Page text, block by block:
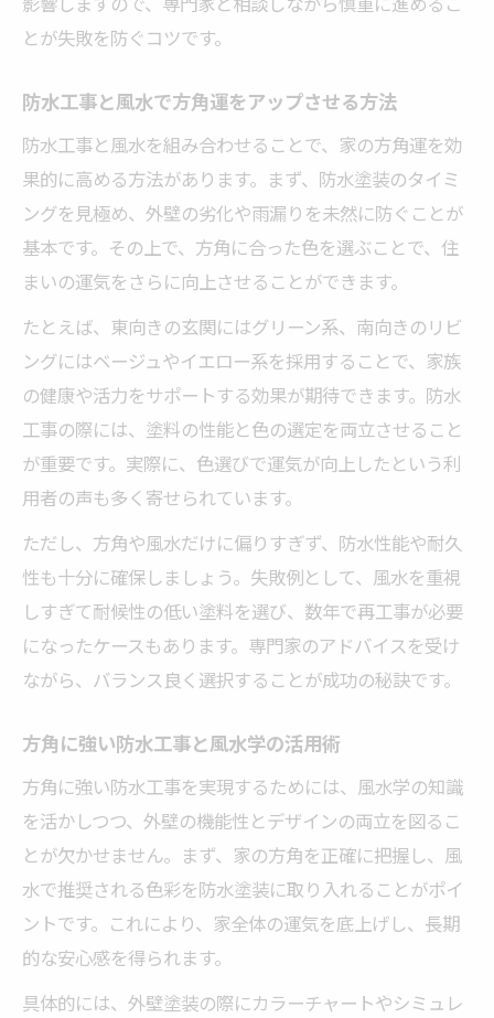
とが失敗を防ぐコツです。
防水工事と風水で方角運をアップさせる方法
防水工事と風水を組み合わせることで、家の方角運を効
果的に高める方法があります。まず、防水塗装のタイミ
ングを見極め、外壁の劣化や雨漏りを未然に防ぐことが
基本です。その上で、方角に合った色を選ぶことで、住
まいの運気をさらに向上させることができます。
たとえば、東向きの玄関にはグリーン系、南向きのリビ
ングにはベージュやイエロー系を採用することで、家族
の健康や活力をサポートする効果が期待できます。防水
工事の際には、塗料の性能と色の選定を両立させること
が重要です。実際に、色選びで運気が向上したという利
用者の声も多く寄せられています。
ただし、方角や風水だけに偏りすぎず、防水性能や耐久
性も十分に確保しましょう。失敗例として、風水を重視
しすぎて耐候性の低い塗料を選び、数年で再工事が必要
になったケースもあります。専門家のアドバイスを受け
ながら、バランス良く選択することが成功の秘訣です。
方角に強い防水工事と風水学の活用術
方角に強い防水工事を実現するためには、風水学の知識
を活かしつつ、外壁の機能性とデザインの両立を図るこ
とが欠かせません。まず、家の方角を正確に把握し、風
水で推奨される色彩を防水塗装に取り入れることがポイ
ントです。これにより、家全体の運気を底上げし、長期
的な安心感を得られます。
具体的には、外壁塗装の際にカラーチャートやシミュレ